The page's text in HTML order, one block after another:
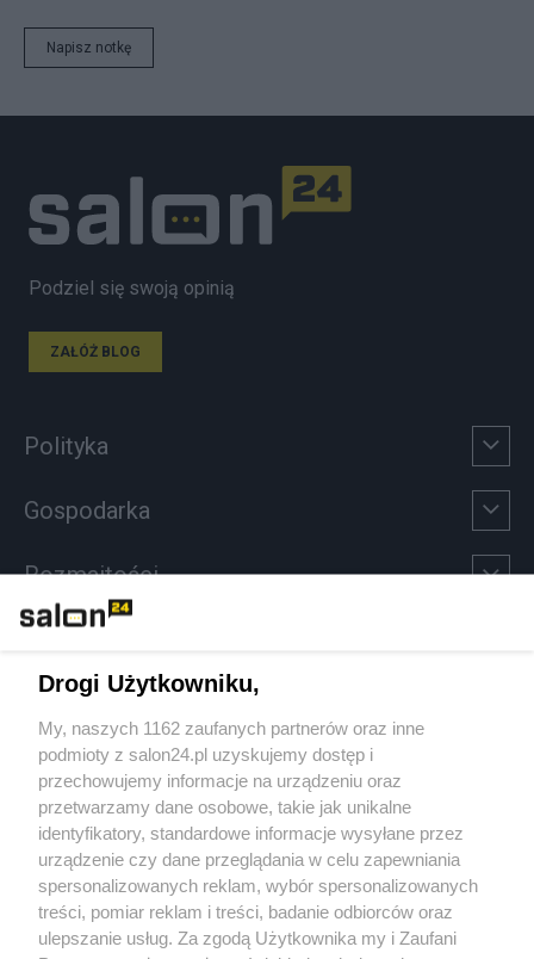
Napisz notkę
Podziel się swoją opinią
ZAŁÓŻ BLOG
Polityka
Gospodarka
Rozmaitości
Sport
Społeczeństwo
Kultura
X Facebook Instagram Youtube
Drogi Użytkowniku,
My, naszych 1162 zaufanych partnerów oraz inne
podmioty z salon24.pl uzyskujemy dostęp i
przechowujemy informacje na urządzeniu oraz
przetwarzamy dane osobowe, takie jak unikalne
identyfikatory, standardowe informacje wysyłane przez
urządzenie czy dane przeglądania w celu zapewniania
spersonalizowanych reklam, wybór spersonalizowanych
treści, pomiar reklam i treści, badanie odbiorców oraz
ulepszanie usług. Za zgodą Użytkownika my i Zaufani